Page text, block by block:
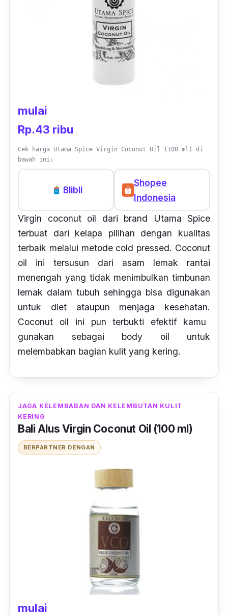
mulai
Rp.43 ribu
Cek harga Utama Spice Virgin Coconut Oil (100 ml) di
bawah ini:
Blibli
Shopee
Indonesia
Virgin coconut oil dari brand Utama Spice
terbuat dari kelapa pilihan dengan kualitas
terbaik melalui metode cold pressed. Coconut
oil ini tersusun dari asam lemak rantai
menengah yang tidak menimbulkan timbunan
lemak dalam tubuh sehingga bisa digunakan
untuk diet ataupun menjaga kesehatan.
Coconut oil ini pun terbukti efektif kamu
gunakan sebagai body oil untuk
melembabkan bagian kulit yang kering.
JAGA KELEMBABAN DAN KELEMBUTAN KULIT
KERING
Bali Alus Virgin Coconut Oil (100 ml)
BERPARTNER DENGAN
mulai